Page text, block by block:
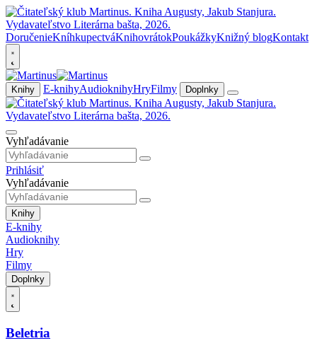
DoručenieKníhkupectváKnihovrátokPoukážkyKnižný blogKontakt
Knihy E-knihyAudioknihyHryFilmy Doplnky
Vyhľadávanie
Prihlásiť
Vyhľadávanie
Knihy
E-knihy
Audioknihy
Hry
Filmy
Doplnky
Beletria